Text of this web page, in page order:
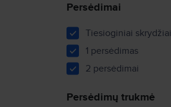
Persėdimai
Tiesioginiai skrydžiai
1 persėdimas
2 persėdimai
Persėdimų trukmė